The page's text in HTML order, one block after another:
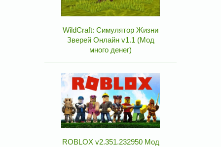
WildCraft: Симулятор Жизни
Зверей Онлайн v1.1 (Мод
много денег)
ROBLOX v2.351.232950 Мод